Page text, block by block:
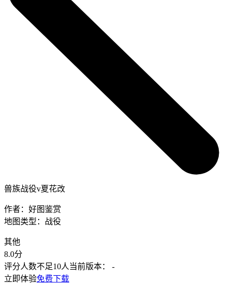
兽族战役v夏花改
作者： 好图鉴赏
地图类型： 战役
其他
8.0分
评分人数不足10人 当前版本：
-
立即体验免费下载